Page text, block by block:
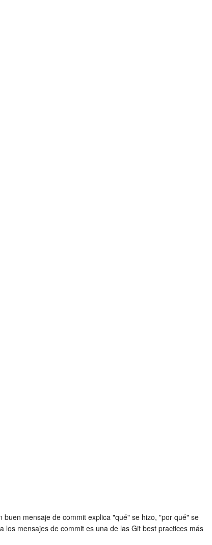
mensaje de commit explica "qué" se hizo, "por qué" se
los mensajes de commit es una de las Git best practices más